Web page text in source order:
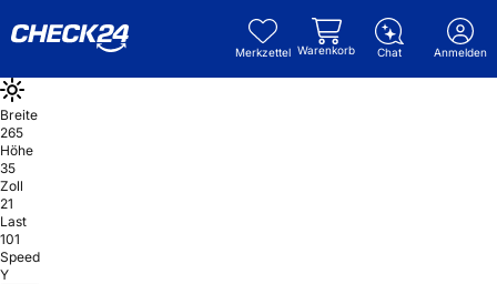
Merkzettel Warenkorb Chat Anmelden
Breite
265
Höhe
35
Zoll
21
Last
101
Speed
Y